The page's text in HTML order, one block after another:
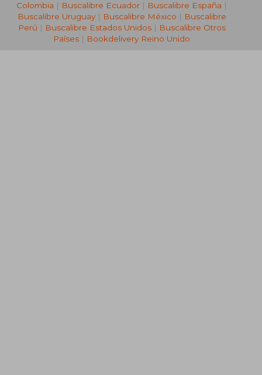
Colombia | Buscalibre Ecuador | Buscalibre España |
Buscalibre Uruguay| Buscalibre México | Buscalibre
Perú | Buscalibre Estados Unidos| Buscalibre Otros
Países | Bookdelivery Reino Unido